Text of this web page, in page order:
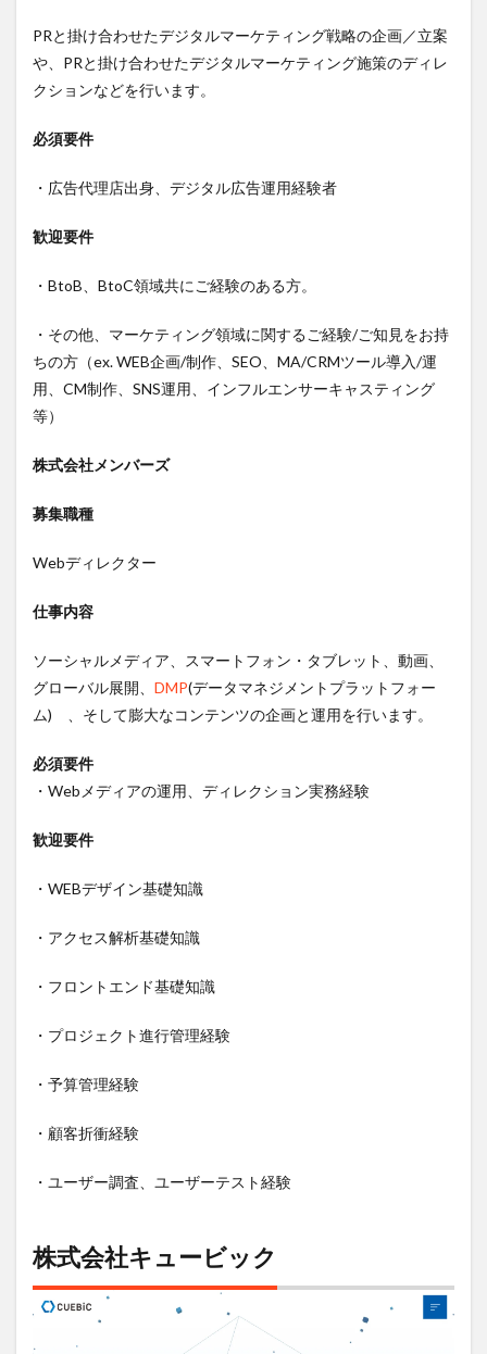
PRと掛け合わせたデジタルマーケティング戦略の企画／立案
や、PRと掛け合わせたデジタルマーケティング施策のディレ
クションなどを行います。
必須要件
・広告代理店出身、デジタル広告運用経験者
歓迎要件
・BtoB、BtoC領域共にご経験のある方。
・その他、マーケティング領域に関するご経験/ご知見をお持
ちの方（ex. WEB企画/制作、SEO、MA/CRMツール導入/運
用、CM制作、SNS運用、インフルエンサーキャスティング
等）
株式会社メンバーズ
募集職種
Webディレクター
仕事内容
ソーシャルメディア、スマートフォン・タブレット、動画、
グローバル展開、 DMP(データマネジメントプラットフォー
ム) 、そして膨大なコンテンツの企画と運用を行います。
必須要件
・Webメディアの運用、ディレクション実務経験
歓迎要件
・WEBデザイン基礎知識
・アクセス解析基礎知識
・フロントエンド基礎知識
・プロジェクト進行管理経験
・予算管理経験
・顧客折衝経験
・ユーザー調査、ユーザーテスト経験
株式会社キュービック